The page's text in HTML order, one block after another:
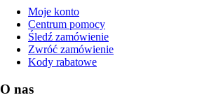
Moje konto
Centrum pomocy
Śledź zamówienie
Zwróć zamówienie
Kody rabatowe
O nas